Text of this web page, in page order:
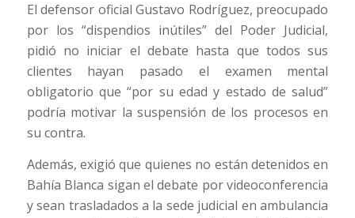
El defensor oficial Gustavo Rodríguez, preocupado
por los “dispendios inútiles” del Poder Judicial,
pidió no iniciar el debate hasta que todos sus
clientes hayan pasado el examen mental
obligatorio que “por su edad y estado de salud”
podría motivar la suspensión de los procesos en
su contra.
Además, exigió que quienes no están detenidos en
Bahía Blanca sigan el debate por videoconferencia
y sean trasladados a la sede judicial en ambulancia